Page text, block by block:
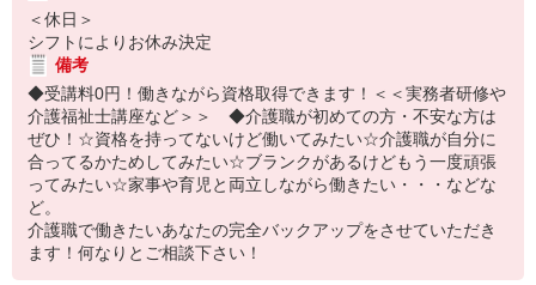
＜休日＞
シフトによりお休み決定
備考
◆受講料0円！働きながら資格取得できます！＜＜実務者研修や
介護福祉士講座など＞＞ ◆介護職が初めての方・不安な方は
ぜひ！☆資格を持ってないけど働いてみたい☆介護職が自分に
合ってるかためしてみたい☆ブランクがあるけどもう一度頑張
ってみたい☆家事や育児と両立しながら働きたい・・・などな
ど。
介護職で働きたいあなたの完全バックアップをさせていただき
ます！何なりとご相談下さい！